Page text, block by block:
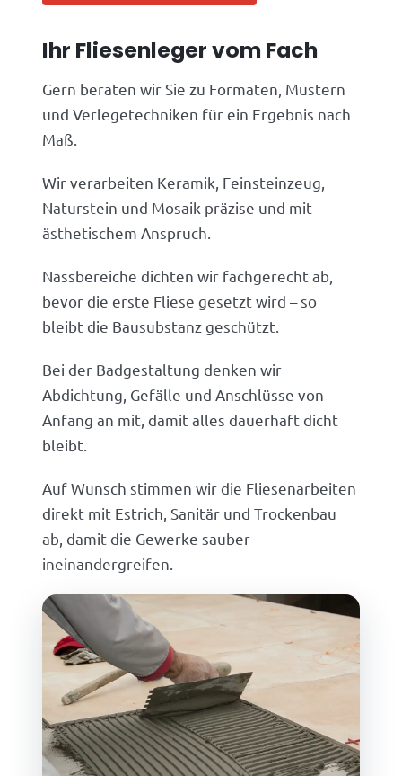
Ihr Fliesenleger vom Fach
Gern beraten wir Sie zu Formaten, Mustern
und Verlegetechniken für ein Ergebnis nach
Maß.
Wir verarbeiten Keramik, Feinsteinzeug,
Naturstein und Mosaik präzise und mit
ästhetischem Anspruch.
Nassbereiche dichten wir fachgerecht ab,
bevor die erste Fliese gesetzt wird – so
bleibt die Bausubstanz geschützt.
Bei der Badgestaltung denken wir
Abdichtung, Gefälle und Anschlüsse von
Anfang an mit, damit alles dauerhaft dicht
bleibt.
Auf Wunsch stimmen wir die Fliesenarbeiten
direkt mit Estrich, Sanitär und Trockenbau
ab, damit die Gewerke sauber
ineinandergreifen.